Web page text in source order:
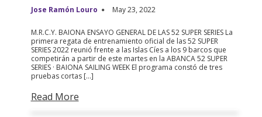
Jose Ramón Louro May 23, 2022
M.R.C.Y. BAIONA ENSAYO GENERAL DE LAS 52 SUPER SERIES La
primera regata de entrenamiento oficial de las 52 SUPER
SERIES 2022 reunió frente a las Islas Cíes a los 9 barcos que
competirán a partir de este martes en la ABANCA 52 SUPER
SERIES · BAIONA SAILING WEEK El programa constó de tres
pruebas cortas […]
Read More